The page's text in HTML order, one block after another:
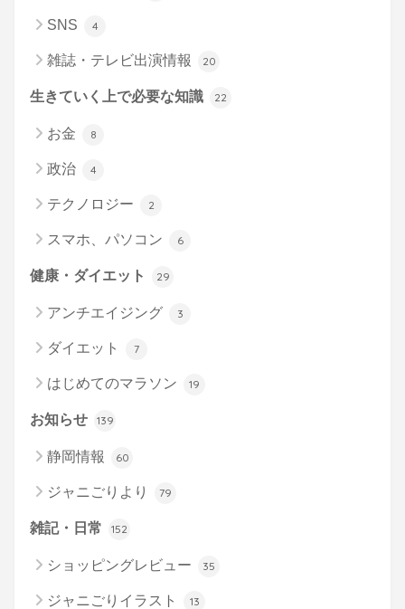
SNS 4
雑誌・テレビ出演情報 20
生きていく上で必要な知識 22
お金 8
政治 4
テクノロジー 2
スマホ、パソコン 6
健康・ダイエット 29
アンチエイジング 3
ダイエット 7
はじめてのマラソン 19
お知らせ 139
静岡情報 60
ジャニごりより 79
雑記・日常 152
ショッピングレビュー 35
ジャニごりイラスト 13